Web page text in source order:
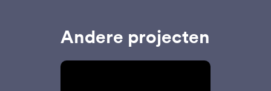
Andere projecten